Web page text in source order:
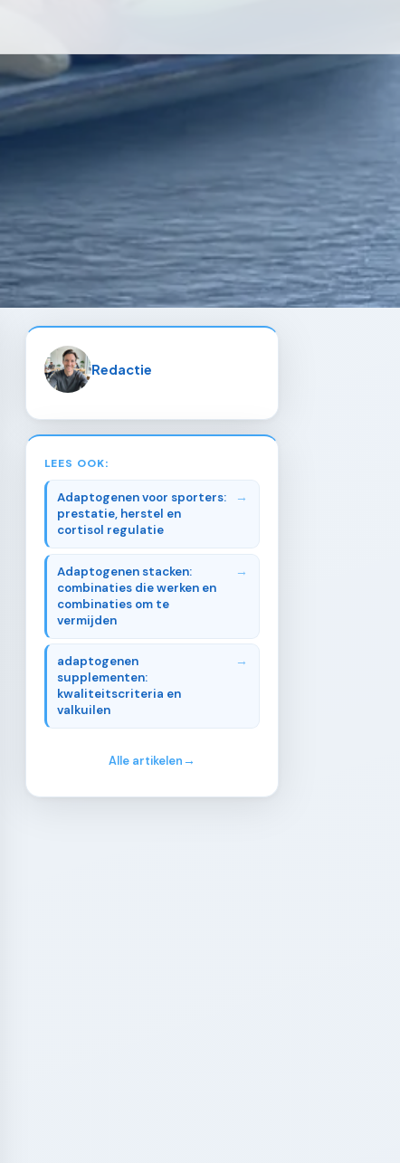
Redactie
LEES OOK:
Adaptogenen voor sporters:
prestatie, herstel en
cortisol regulatie
Adaptogenen stacken:
combinaties die werken en
combinaties om te
vermijden
adaptogenen
supplementen:
kwaliteitscriteria en
valkuilen
Alle artikelen